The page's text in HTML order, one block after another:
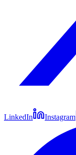
LinkedIn Instagram